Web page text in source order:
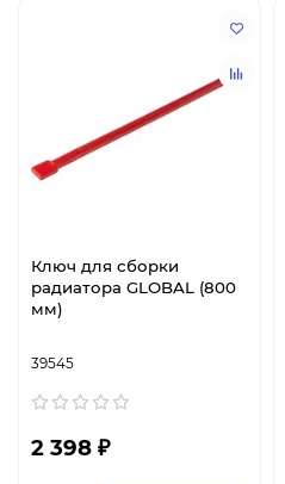
Ключ для сборки
радиатора GLOBAL (800
мм)
39545
2 398 ₽